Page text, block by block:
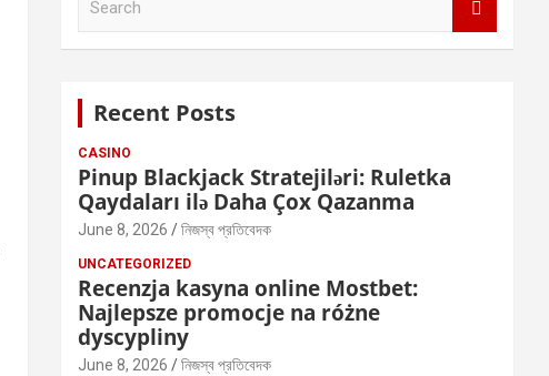
Recent Posts
CASINO
Pinup Blackjack Stratejiləri: Ruletka
Qaydaları ilə Daha Çox Qazanma
June 8, 2026 নিজস্ব প্রতিবেদক
UNCATEGORIZED
Recenzja kasyna online Mostbet:
Najlepsze promocje na różne
dyscypliny
June 8, 2026 নিজস্ব প্রতিবেদক